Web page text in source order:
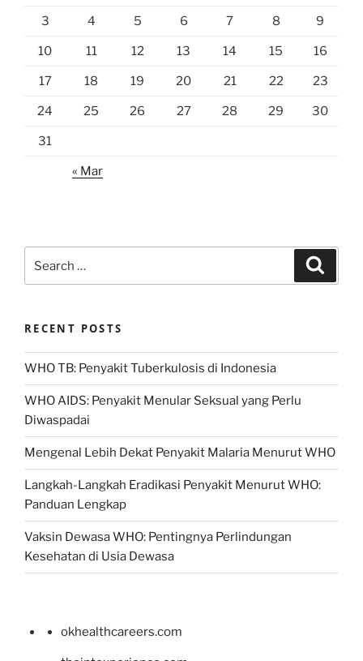
3 4 5 6 7 8 9
10 11 12 13 14 15 16
17 18 19 20 21 22 23
24 25 26 27 28 29 30
31
« Mar
for:
RECENT POSTS
WHO TB: Penyakit Tuberkulosis di Indonesia
WHO AIDS: Penyakit Menular Seksual yang Perlu
Diwaspadai
Mengenal Lebih Dekat Penyakit Malaria Menurut WHO
Langkah-Langkah Eradikasi Penyakit Menurut WHO:
Panduan Lengkap
Vaksin Dewasa WHO: Pentingnya Perlindungan
Kesehatan di Usia Dewasa
okhealthcareers.com